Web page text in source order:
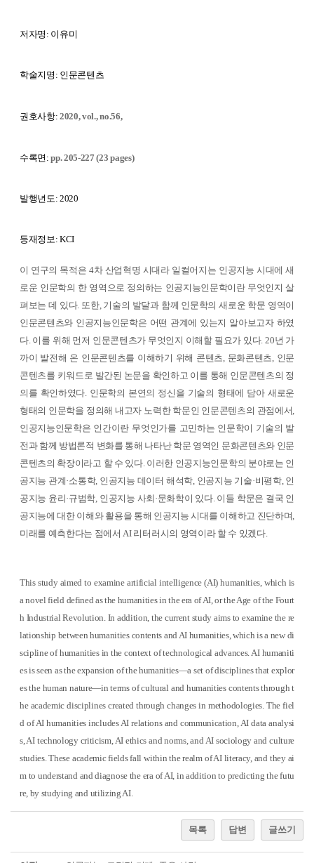
저자명: 이유미
학술지명: 인문콘텐츠
권호사항:2020, vol., no.56,
수록면:pp. 205-227 (23 pages)
발행년도: 2020
등재정보: KCI
이 연구의 목적은 4차 산업혁명 시대라 일컬어지는 인공지능 시대에 새
로운 인문학의 한 영역으로 정의하는 인공지능인문학이란 무엇인지 살
펴보는 데 있다. 또한, 기술의 발달과 함께 인문학의 새로운 학문 영역이
인문콘텐츠와 인공지능인문학은 어떤 관계에 있는지 알아보고자 하였
다. 이를 위해 먼저 인문콘텐츠가 무엇인지 이해할 필요가 있다. 20년 가
까이 발전해 온 인문콘텐츠를 이해하기 위해 콘텐츠, 문화콘텐츠, 인문
콘텐츠를 키워드로 발간된 논문을 확인하고 이를 통해 인문콘텐츠의 정
의를 확인하였다. 인문학의 본연의 정신을 기술의 형태에 담아 새로운
형태의 인문학을 정의해 내고자 노력한 학문인 인문콘텐츠의 관점에서,
인공지능인문학은 인간이란 무엇인가를 고민하는 인문학이 기술의 발
전과 함께 방법론적 변화를 통해 나타난 학문 영역인 문화콘텐츠와 인문
콘텐츠의 확장이라고 할 수 있다. 이러한 인공지능인문학의 분야로는 인
공지능 관계·소통학, 인공지능 데이터 해석학, 인공지능 기술·비평학, 인
공지능 윤리·규범학, 인공지능 사회·문화학이 있다. 이들 학문은 결국 인
공지능에 대한 이해와 활용을 통해 인공지능 시대를 이해하고 진단하며,
미래를 예측한다는 점에서 AI 리터러시의 영역이라 할 수 있겠다.
This study aimed to examine artificial intelligence (AI) humanities, which is
a novel field defined as the humanities in the era of AI, or the Age of the Fourt
h Industrial Revolution. In addition, the current study aims to examine the re
lationship between humanities contents and AI humanities, which is a new di
scipline of humanities in the context of technological advances. AI humaniti
es is seen as the expansion of the humanities—a set of disciplines that explor
es the human nature—in terms of cultural and humanities contents through t
he academic disciplines created through changes in methodologies. The fiel
d of AI humanities includes AI relations and communication, AI data analysi
s, AI technology criticism, AI ethics and norms, and AI sociology and culture
studies. These academic fields fall within the realm of AI literacy, and they ai
m to understand and diagnose the era of AI, in addition to predicting the futu
re, by studying and utilizing AI.
목록 답변 글쓰기